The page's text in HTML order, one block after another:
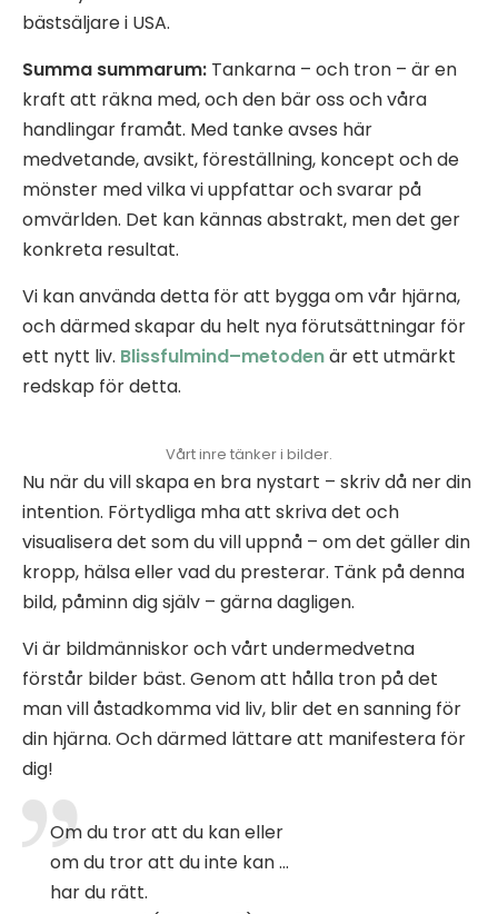
bästsäljare i USA.
Summa summarum: Tankarna – och tron – är en
kraft att räkna med, och den bär oss och våra
handlingar framåt. Med tanke avses här
medvetande, avsikt, föreställning, koncept och de
mönster med vilka vi uppfattar och svarar på
omvärlden. Det kan kännas abstrakt, men det ger
konkreta resultat.
Vi kan använda detta för att bygga om vår hjärna,
och därmed skapar du helt nya förutsättningar för
ett nytt liv. Blissfulmind–metodenär ett utmärkt
redskap för detta.
Vårt inre tänker i bilder.
Nu när du vill skapa en bra nystart – skriv då ner din
intention. Förtydliga mha att skriva det och
visualisera det som du vill uppnå – om det gäller din
kropp, hälsa eller vad du presterar. Tänk på denna
bild, påminn dig själv – gärna dagligen.
Vi är bildmänniskor och vårt undermedvetna
förstår bilder bäst. Genom att hålla tron på det
man vill åstadkomma vid liv, blir det en sanning för
din hjärna. Och därmed lättare att manifestera för
dig!
Om du tror att du kan eller
om du tror att du inte kan …
har du rätt.